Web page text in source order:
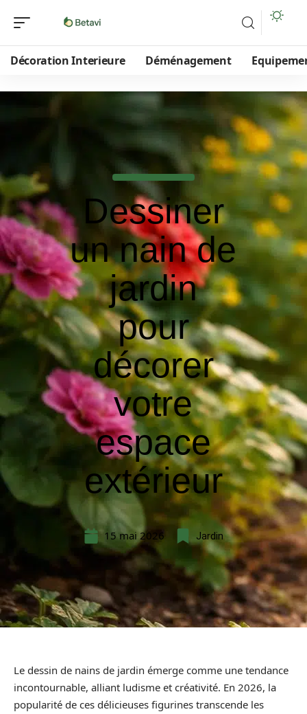
Décoration Interieure Déménagement
Dessiner
un nain de
jardin
pour
décorer
votre
espace
extérieur
15 mai 2026 Jardin
Le dessin de nains de jardin émerge comme une tendance
incontournable, alliant ludisme et créativité. En 2026, la
popularité de ces délicieuses figurines transcende les